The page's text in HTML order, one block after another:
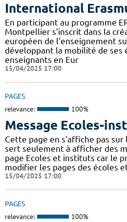
International
En participant au programme
Montpellier s’inscrit dans la
européen de l’enseignement
développant la mobilité de ses
enseignants en Eur
15/04/2025 17:00
PAGES
relevance: 100%
Message Ecoles-
Cette page en s'affiche pas sur
sert seulement à afficher des
page Ecoles et instituts car le
modifier les pages des écoles
15/04/2025 17:00
PAGES
relevance: 100%